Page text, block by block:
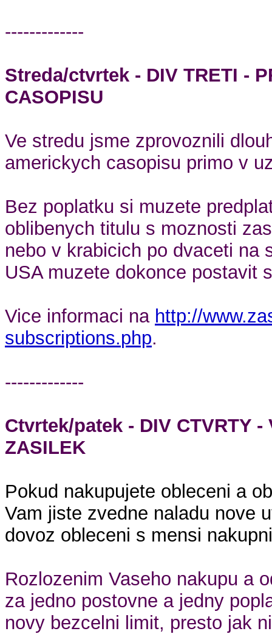
-------------
Streda/ctvrtek - DIV TRETI -
CASOPISU
Ve stredu jsme zprovoznili
americkych casopisu primo v
Bez poplatku si muzete
oblibenych titulu s moznosti
nebo v krabicich po dvaceti na
USA muzete dokonce postavit
Vice informaci na http://
subscriptions.php.
-------------
Ctvrtek/patek - DIV CTVRTY -
ZASILEK
Pokud nakupujete obleceni a
Vam jiste zvedne naladu nove
dovoz obleceni s mensi
Rozlozenim Vaseho nakupu a
za jedno postovne a jedny
novy bezcelni limit, presto jak